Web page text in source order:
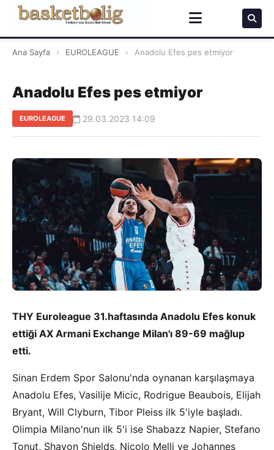
Ana Sayfa › EUROLEAGUE › Anadolu Efes pes etmiyor
Anadolu Efes pes etmiyor
EUROLEAGUE 29.03.2023 14:09
THY Euroleague 31.haftasında Anadolu Efes konuk
ettiği AX Armani Exchange Milan'ı 89-69 mağlup
etti.
Sinan Erdem Spor Salonu'nda oynanan karşılaşmaya
Anadolu Efes, Vasilije Micic, Rodrigue Beaubois, Elijah
Bryant, Will Clyburn, Tibor Pleiss ilk 5'iyle başladı.
Olimpia Milano'nun ilk 5'i ise Shabazz Napier, Stefano
Tonut, Shavon Shields, Nicolo Melli ve Johannes